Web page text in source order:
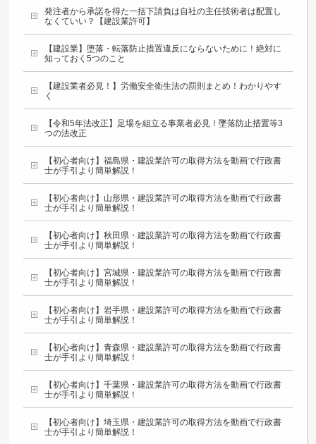
発注者から承諾を得た一括下請負は自社の主任技術者は配置し
なくていい？【建設業許可】
【建設業】堕落・転落防止措置違反にならないために！絶対に
知っておく5つのこと
【建設業者必見！】労働安全衛生法の罰則まとめ！わかりやす
く
【令和5年法改正】足場を組立る事業者必見！墜落防止措置等3
つの法改正
【初心者向け】福島県・建設業許可の取得方法を動画で行政書
士が手引より簡単解説！
【初心者向け】山形県・建設業許可の取得方法を動画で行政書
士が手引より簡単解説！
【初心者向け】秋田県・建設業許可の取得方法を動画で行政書
士が手引より簡単解説！
【初心者向け】宮城県・建設業許可の取得方法を動画で行政書
士が手引より簡単解説！
【初心者向け】岩手県・建設業許可の取得方法を動画で行政書
士が手引より簡単解説！
【初心者向け】青森県・建設業許可の取得方法を動画で行政書
士が手引より簡単解説！
【初心者向け】千葉県・建設業許可の取得方法を動画で行政書
士が手引より簡単解説！
【初心者向け】埼玉県・建設業許可の取得方法を動画で行政書
士が手引より簡単解説！